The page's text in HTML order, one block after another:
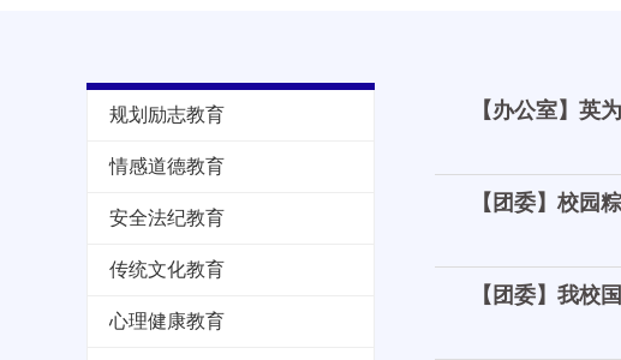
规划励志教育
情感道德教育
安全法纪教育
传统文化教育
心理健康教育
【办公室】英
【团委】校园
【团委】我校